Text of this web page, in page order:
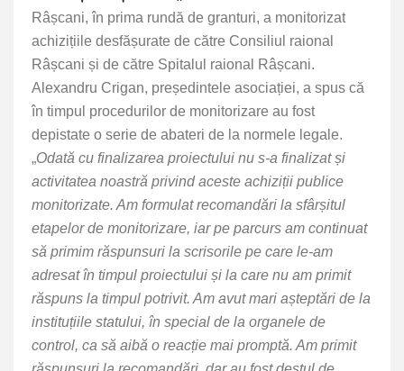
Râșcani, în prima rundă de granturi, a monitorizat
achizițiile desfășurate de către Consiliul raional
Râșcani și de către Spitalul raional Râșcani.
Alexandru Crigan, președintele asociației, a spus că
în timpul procedurilor de monitorizare au fost
depistate o serie de abateri de la normele legale.
„Odată cu finalizarea proiectului nu s-a finalizat și
activitatea noastră privind aceste achiziții publice
monitorizate. Am formulat recomandări la sfârșitul
etapelor de monitorizare, iar pe parcurs am continuat
să primim răspunsuri la scrisorile pe care le-am
adresat în timpul proiectului și la care nu am primit
răspuns la timpul potrivit. Am avut mari așteptări de la
instituțiile statului, în special de la organele de
control, ca să aibă o reacție mai promptă. Am primit